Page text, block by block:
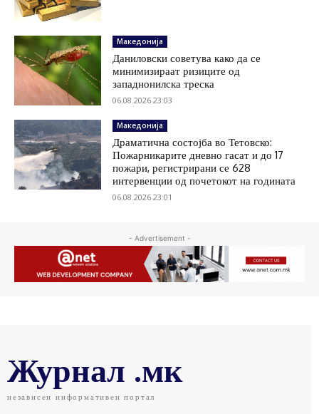
Македонија
Даниловски советува како да се
минимизираат ризиците од
западнонилска треска
06.08.2026 23:03
Македонија
Драматична состојба во Тетовско:
Пожарникарите дневно гасат и до 17
пожари, регистрирани се 628
интервенции од почетокот на годината
06.08.2026 23:01
- Advertisement -
Журнал .мк
независен информативен портал